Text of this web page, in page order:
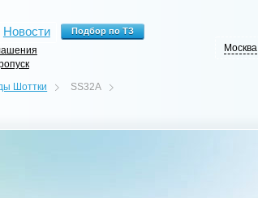
Новости
Москва
Шоттки SS32A